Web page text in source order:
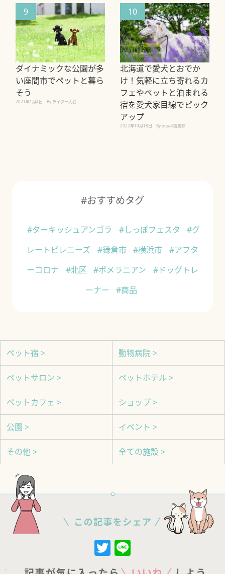
9
ダイナミックな公園が多
い座間市でペットと暮ら
そう
2021年1月4日 By ライター大谷
10
北海道で愛犬とおでか
け！気軽に立ち寄れるカ
フェやペットと泊まれる
宿を愛犬家目線でピック
アップ
2022年10月18日 By equall編集部
#おすすめタグ
#ターキッシュアンゴラ #しっぽフェスタ
#グ
レートピレニーズ
#鎌倉市 #横浜市
#アフタ
ーコロナ
#北区 #ポメラニアン
#ドッグトレ
ーナー
#商品
ペット宿 > 動物病院 >
ペットサロン > ペットホテル >
ペットカフェ > ショップ >
公園 > イベント >
その他 > 全ての施設 >
Twitter